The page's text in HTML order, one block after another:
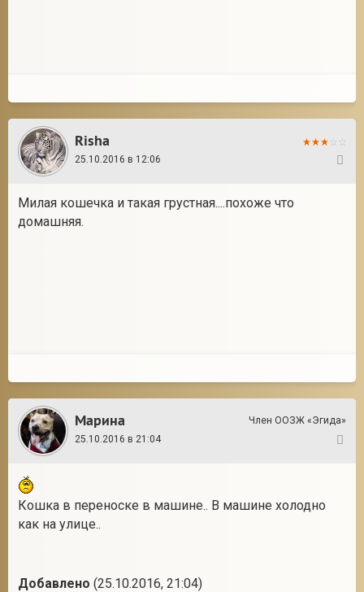
Risha
25.10.2016 в 12:06
Милая кошечка и такая грустная....похоже что
домашняя.
Марина
Член ООЗЖ «Эгида»
25.10.2016 в 21:04
Кошка в переноске в машине.. В машине холодно
как на улице..
Добавлено (25.10.2016, 21:04)